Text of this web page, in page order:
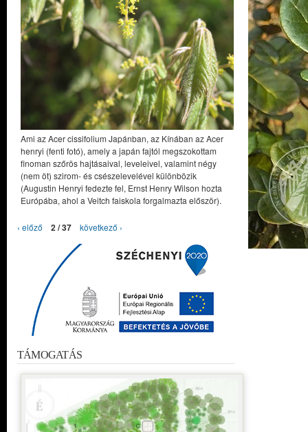
Ami az Acer cissifolium Japánban, az Kínában az Acer
henryi (fenti fotó), amely a japán fajtól megszokottam
finoman szőrös hajtásaival, leveleivel, valamint négy
(nem öt) szirom- és csészelevelével különbözik
(Augustin Henryi fedezte fel, Ernst Henry Wilson hozta
Európába, ahol a Veitch faiskola forgalmazta először).
‹ előző 2 / 37 következő ›
TÁMOGATÁS